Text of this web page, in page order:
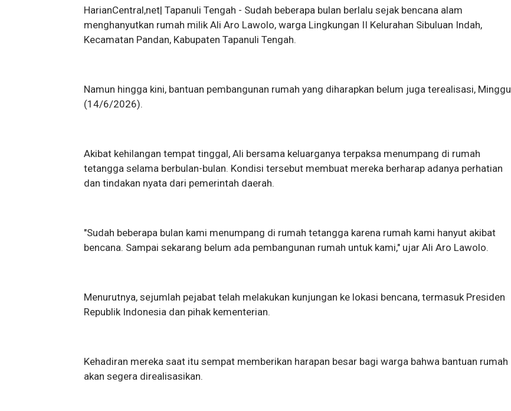
HarianCentral,net| Tapanuli Tengah - Sudah beberapa bulan berlalu sejak bencana alam
menghanyutkan rumah milik Ali Aro Lawolo, warga Lingkungan II Kelurahan Sibuluan Indah,
Kecamatan Pandan, Kabupaten Tapanuli Tengah.
Namun hingga kini, bantuan pembangunan rumah yang diharapkan belum juga terealisasi, Minggu
(14/6/2026).
Akibat kehilangan tempat tinggal, Ali bersama keluarganya terpaksa menumpang di rumah
tetangga selama berbulan-bulan. Kondisi tersebut membuat mereka berharap adanya perhatian
dan tindakan nyata dari pemerintah daerah.
"Sudah beberapa bulan kami menumpang di rumah tetangga karena rumah kami hanyut akibat
bencana. Sampai sekarang belum ada pembangunan rumah untuk kami," ujar Ali Aro Lawolo.
Menurutnya, sejumlah pejabat telah melakukan kunjungan ke lokasi bencana, termasuk Presiden
Republik Indonesia dan pihak kementerian.
Kehadiran mereka saat itu sempat memberikan harapan besar bagi warga bahwa bantuan rumah
akan segera direalisasikan.